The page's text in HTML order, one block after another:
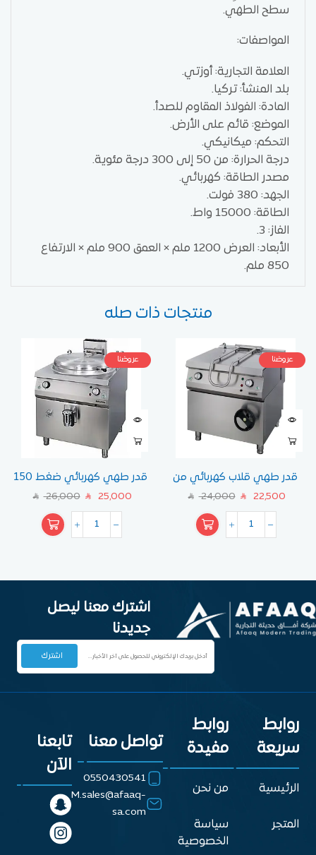
سطح الطهي.
المواصفات:
العلامة التجارية: أوزتي.
بلد المنشأ: تركيا.
المادة: الفولاذ المقاوم للصدأ.
الموضع: قائم على الأرض.
التحكم: ميكانيكي.
درجة الحرارة: من 50 إلى 300 درجة مئوية.
مصدر الطاقة: كهربائي.
الجهد: 380 فولت.
الطاقة: 15000 واط.
الفاز: 3.
الأبعاد: العرض 1200 ملم × العمق 900 ملم × الارتفاع
850 ملم.
منتجات ذات صله
عروضنا
قدر طهي قلاب كهربائي من
أوزتي – سعة 100 لتر (موديل
7867.N1.10908.05)
SAR 24,000 SAR 22,500
عروضنا
قدر طهي كهربائي ضغط 150
لتر من OZTI
SAR 26,000 SAR 25,000
اشترك معنا ليصل
جديدنا
روابط
سريعة
الرئيسية
المتجر
روابط
مفيدة
من نحن
سياسة
الخصوصية
تواصل معنا
0550430541
M.sales@afaaq-
sa.com
تابعنا
الآن